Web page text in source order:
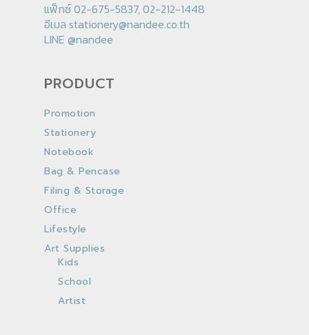
แฟ็กซ์ 02-675-5837, 02-212-1448
อีเมล stationery@nandee.co.th
LINE @nandee
PRODUCT
Promotion
Stationery
Notebook
Bag & Pencase
Filing & Storage
Office
Lifestyle
Art Supplies
Kids
School
Artist